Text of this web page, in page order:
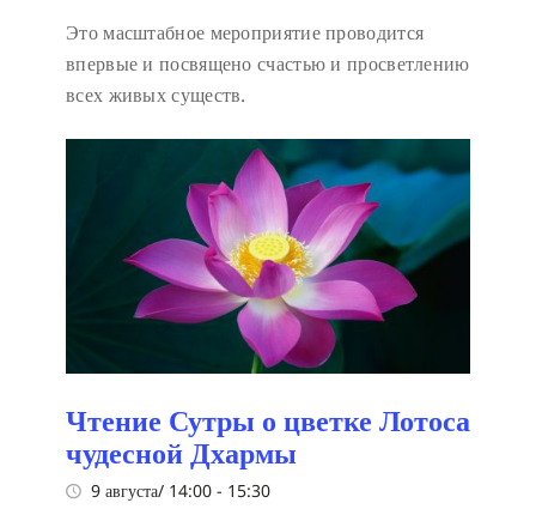
Это масштабное мероприятие проводится
впервые и посвящено счастью и просветлению
всех живых существ.
Чтение Сутры о цветке Лотоса
чудесной Дхармы
9 августа/ 14:00 - 15:30